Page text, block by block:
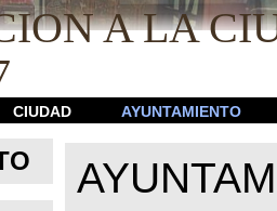
A LA
CIUDAD AYUNTAMIENTO